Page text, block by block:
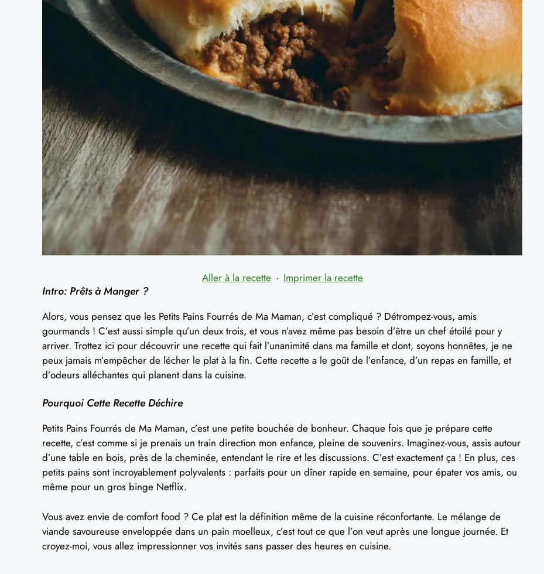
Aller à la recette · Imprimer la recette
Intro: Prêts à Manger ?
Alors, vous pensez que les Petits Pains Fourrés de Ma Maman, c’est compliqué ? Détrompez-vous, amis
gourmands ! C’est aussi simple qu’un deux trois, et vous n’avez même pas besoin d’être un chef étoilé pour y
arriver. Trottez ici pour découvrir une recette qui fait l’unanimité dans ma famille et dont, soyons honnêtes, je ne
peux jamais m’empêcher de lécher le plat à la fin. Cette recette a le goût de l’enfance, d’un repas en famille, et
d’odeurs alléchantes qui planent dans la cuisine.
Pourquoi Cette Recette Déchire
Petits Pains Fourrés de Ma Maman, c’est une petite bouchée de bonheur. Chaque fois que je prépare cette
recette, c’est comme si je prenais un train direction mon enfance, pleine de souvenirs. Imaginez-vous, assis autour
d’une table en bois, près de la cheminée, entendant le rire et les discussions. C’est exactement ça ! En plus, ces
petits pains sont incroyablement polyvalents : parfaits pour un dîner rapide en semaine, pour épater vos amis, ou
même pour un gros binge Netflix.
Vous avez envie de comfort food ? Ce plat est la définition même de la cuisine réconfortante. Le mélange de
viande savoureuse enveloppée dans un pain moelleux, c’est tout ce que l’on veut après une longue journée. Et
croyez-moi, vous allez impressionner vos invités sans passer des heures en cuisine.